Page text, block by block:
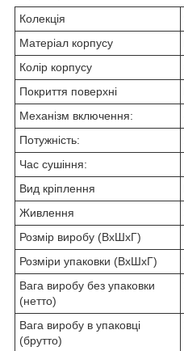
Колекція
Матеріал корпусу
Колір корпусу
Покриття поверхні
Механізм включення:
Потужність:
Час сушіння:
Вид кріплення
Живлення
Розмір виробу (ВхШхГ)
Розміри упаковки (ВхШхГ)
Вага виробу без упаковки
(нетто)
Вага виробу в упаковці
(брутто)